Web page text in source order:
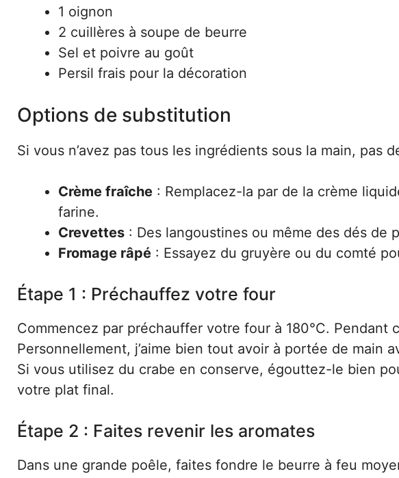
1 oignon
2 cuillères à soupe de beurre
Sel et poivre au goût
Persil frais pour la décoration
Options de substitution
Si vous n’avez pas tous les ingrédients sous la main, pas
Crème fraîche : Remplacez-la par de la crème
farine.
Crevettes : Des langoustines ou même des dés de
Fromage râpé : Essayez du gruyère ou du comté
Étape 1 : Préchauffez votre four
Commencez par préchauffer votre four à 180°C. Pendant
Personnellement, j’aime bien tout avoir à portée de main
Si vous utilisez du crabe en conserve, égouttez-le bien
votre plat final.
Étape 2 : Faites revenir les aromates
Dans une grande poêle, faites fondre le beurre à feu